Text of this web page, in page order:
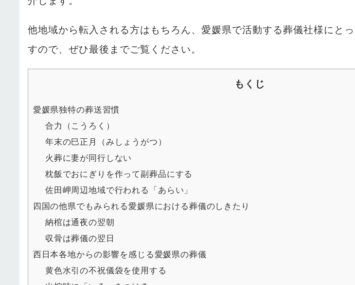
他地域から転入される方はもちろん、愛媛県で活動する葬儀社様にと
すので、ぜひ最後までご覧ください。
もくじ
愛媛県独特の葬送習慣
合力（こうろく）
年末の巳正月（みしょうがつ）
火葬に妻が同行しない
枕飯でおにぎりを作って副葬品にする
佐田岬周辺地域で行われる「あらい」
四国の他県でもみられる愛媛県における葬儀のしきたり
納棺は通夜の翌朝
収骨は葬儀の翌日
西日本各地からの影響を感じる愛媛県の葬儀
黄色水引の不祝儀袋を使用する